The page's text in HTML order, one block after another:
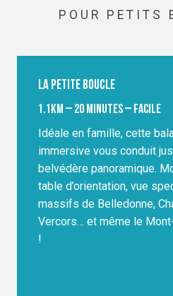
POUR PETITS
La petite boucle
1.1km – 20 minutes – Facile
Idéale en famille, cette
immersive vous conduit
belvédère panoramique.
table d’orientation, vue
massifs de Belledonne,
Vercors… et même le
!